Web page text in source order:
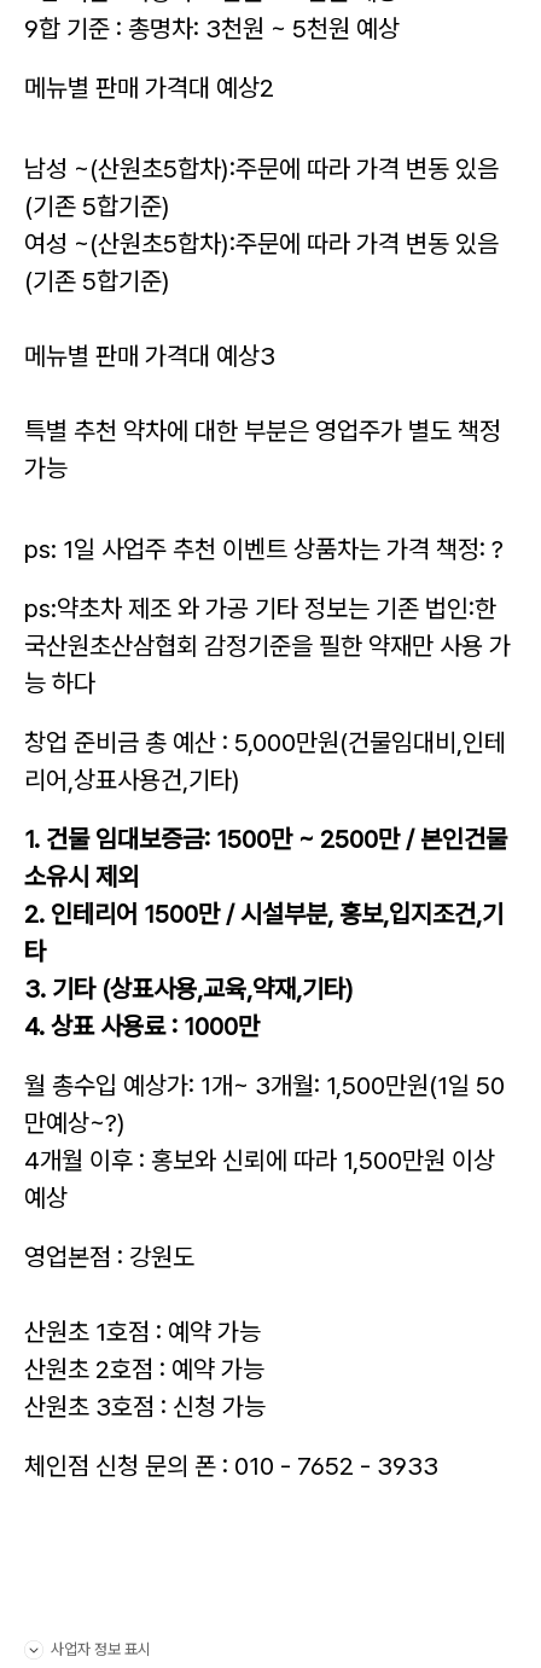
9합 기준 : 총명차: 3천원 ~ 5천원 예상
메뉴별 판매 가격대 예상2
남성 ~(산원초5합차):주문에 따라 가격 변동 있음
(기존 5합기준)
여성 ~(산원초5합차):주문에 따라 가격 변동 있음
(기존 5합기준)
메뉴별 판매 가격대 예상3
특별 추천 약차에 대한 부분은 영업주가 별도 책정
가능
ps: 1일 사업주 추천 이벤트 상품차는 가격 책정: ?
ps:약초차 제조 와 가공 기타 정보는 기존 법인:한
국산원초산삼협회 감정기준을 필한 약재만 사용 가
능 하다
창업 준비금 총 예산 : 5,000만원(건물임대비,인테
리어,상표사용건,기타)
1. 건물 임 대보증금: 1500만 ~ 2500만 / 본인건물
소유시 제외
2. 인테 리어 1500만 / 시설부분, 홍보,입지조건,기
타
3. 기타 (상표사용,교육,약재,기타)
4. 상표 사용료 : 1000만
월 총수입 예상가: 1개~ 3개월: 1,500만원(1일 50
만예상~?)
4개월 이후 : 홍보와 신뢰에 따라 1,500만원 이상
예상
영업본점 : 강원도
산원초 1호점 : 예약 가능
산원초 2호점 : 예약 가능
산원초 3호점 : 신청 가능
체인점 신청 문의 폰 : 010 - 7652 - 3933
사업자 정보 표시